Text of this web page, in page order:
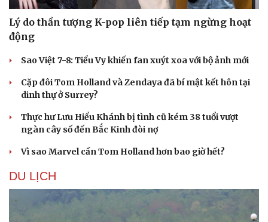
Lý do thần tượng K-pop liên tiếp tạm ngừng hoạt
động
Sao Việt 7-8: Tiểu Vy khiến fan xuýt xoa với bộ ảnh mới
Cặp đôi Tom Holland và Zendaya đã bí mật kết hôn tại
dinh thự ở Surrey?
Thực hư Lưu Hiểu Khánh bị tình cũ kém 38 tuổi vượt
ngàn cây số đến Bắc Kinh đòi nợ
Vì sao Marvel cần Tom Holland hơn bao giờ hết?
DU LỊCH